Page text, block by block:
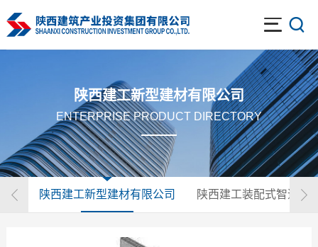
陕西建工新型建材有限公司
ENTERPRISE PRODUCT DIRECTORY
陕西建工新型建材有限公司 陕西建工装配式智造科